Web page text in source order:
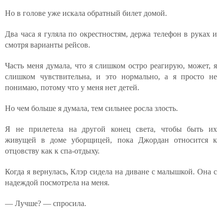
Но в голове уже искала обратный билет домой.
Два часа я гуляла по окрестностям, держа телефон в руках и
смотря варианты рейсов.
Часть меня думала, что я слишком остро реагирую, может, я
слишком чувствительна, и это нормально, а я просто не
понимаю, потому что у меня нет детей.
Но чем больше я думала, тем сильнее росла злость.
Я не прилетела на другой конец света, чтобы быть их
живущей в доме уборщицей, пока Джордан относится к
отцовству как к спа-отдыху.
Когда я вернулась, Клэр сидела на диване с малышкой. Она с
надеждой посмотрела на меня.
— Лучше? — спросила.